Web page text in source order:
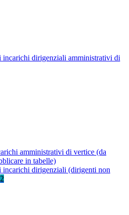
incarichi dirigenziali amministrativi di
amministrativi di vertice (da
in tabelle)
incarichi dirigenziali (dirigenti non
2